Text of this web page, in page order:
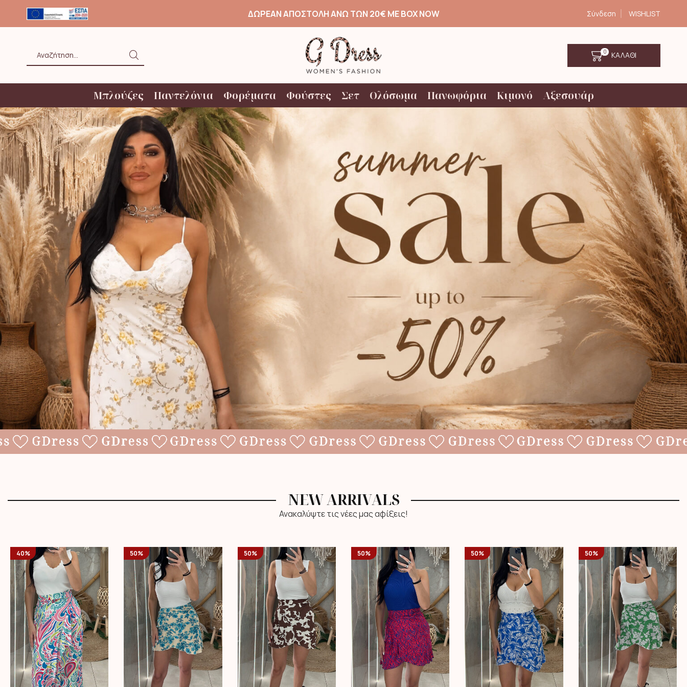
ΑΝΩ ΤΩΝ 20€ ΜΕ BOX NOW ΔΩΡΕΑΝ ΑΠΟΣΤΟΛΗ ΑΝΩ ΤΩΝ 20€ ΜΕ BOX NOW Σύνδεση WISHLIST
input
0 ΚΑΛΑΘΙ
Μπλούζες Παντελόνια Φορέματα Φούστες Σετ Ολόσωμα Πανωφόρια Κιμονό Αξεσουάρ
NEW ARRIVALS
Ανακαλύψτε τις νέες μας αφίξεις!
40% 50% 50% 50% 50% 50%